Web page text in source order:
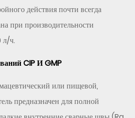
действия почти всегда
при производительности
ч.
CIP И GMP
или пищевой,
предназначен для полной